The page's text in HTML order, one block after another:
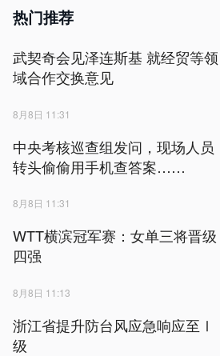
热门推荐
武契奇会见泽连斯基 就经贸等领
域合作交换意见
8月8日 11:31
中央考核巡查组发问，现场人员
转头偷偷用手机查答案……
8月8日 11:31
WTT横滨冠军赛：女单三将晋级
四强
8月8日 11:13
浙江省提升防台风应急响应至Ⅰ
级